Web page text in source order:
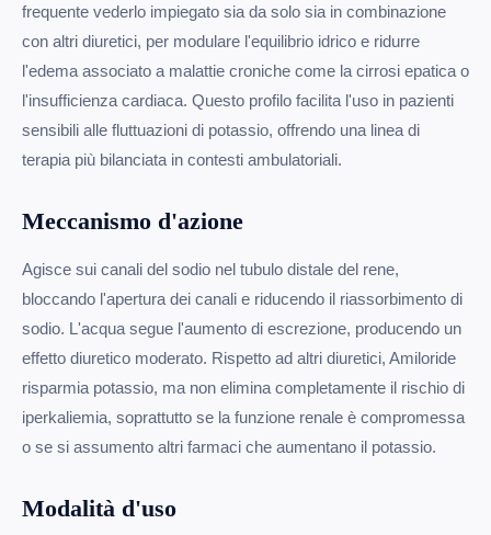
frequente vederlo impiegato sia da solo sia in combinazione
con altri diuretici, per modulare l'equilibrio idrico e ridurre
l'edema associato a malattie croniche come la cirrosi epatica o
l'insufficienza cardiaca. Questo profilo facilita l'uso in pazienti
sensibili alle fluttuazioni di potassio, offrendo una linea di
terapia più bilanciata in contesti ambulatoriali.
Meccanismo d'azione
Agisce sui canali del sodio nel tubulo distale del rene,
bloccando l'apertura dei canali e riducendo il riassorbimento di
sodio. L'acqua segue l'aumento di escrezione, producendo un
effetto diuretico moderato. Rispetto ad altri diuretici, Amiloride
risparmia potassio, ma non elimina completamente il rischio di
iperkaliemia, soprattutto se la funzione renale è compromessa
o se si assumento altri farmaci che aumentano il potassio.
Modalità d'uso